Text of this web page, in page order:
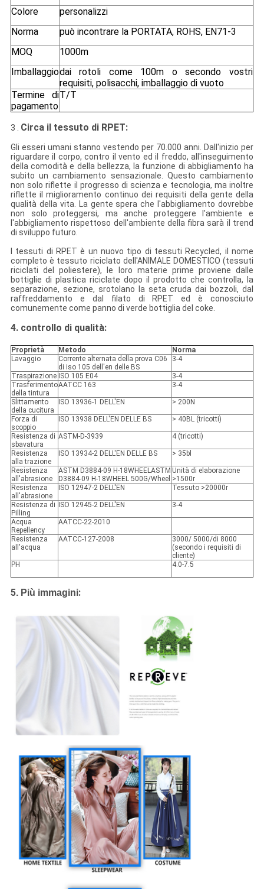
Colore
personalizzi
Norma
può incontrare la PORTATA, ROHS, EN71-3
MOQ
1000m
Imballaggiodai rotoli come 100m o secondo vostri
requisiti, polisacchi, imballaggio di vuoto
Termine di
pagamento
T/T
3 . Circa il tessuto di RPET:
Gli esseri umani stanno vestendo per 70.000 anni. Dall'inizio per
riguardare il corpo, contro il vento ed il freddo, all'inseguimento
della comodità e della bellezza, la funzione di abbigliamento ha
subito un cambiamento sensazionale. Questo cambiamento
non solo riflette il progresso di scienza e tecnologia, ma inoltre
riflette il miglioramento continuo dei requisiti della gente della
qualità della vita. La gente spera che l'abbigliamento dovrebbe
non solo proteggersi, ma anche proteggere l'ambiente e
l'abbigliamento rispettoso dell'ambiente della fibra sarà il trend
di sviluppo futuro.
I tessuti di RPET è un nuovo tipo di tessuti Recycled, il nome
completo è tessuto riciclato dell'ANIMALE DOMESTICO (tessuti
riciclati del poliestere), le loro materie prime proviene dalle
bottiglie di plastica riciclate dopo il prodotto che controlla, la
separazione, sezione, srotolano la seta cruda dai bozzoli, dal
raffreddamento e dal filato di RPET ed è conosciuto
comunemente come panno di verde bottiglia del coke.
4. controllo di qualità:
Proprietà Metodo
Norma
Lavaggio
Corrente alternata della prova C06
di iso 105 dell'en delle BS
3-4
Traspirazione ISO 105 E04
3-4
Trasferimento
della tintura
AATCC 163 3-4
Slittamento
della cucitura
ISO 13936-1 DELL'EN > 200N
Forza di
scoppio
ISO 13938 DELL'EN DELLE BS > 40BL (tricotti)
Resistenza di
sbavatura
ASTM-D-3939 4 (tricotti)
Resistenza
alla trazione
ISO 13934-2 DELL'EN DELLE BS > 35bl
Resistenza
all'abrasione
ASTM D3884-09 H-18WHEELASTM
D3884-09 H-18WHEEL 500G/Wheel
Unità di elaborazione
>1500r
Resistenza
all'abrasione
ISO 12947-2 DELL'EN Tessuto >20000r
Resistenza di
Pilling
ISO 12945-2 DELL'EN 3-4
Acqua
Repellency
AATCC-22-2010
Resistenza
all'acqua
AATCC-127-2008
3000/ 5000/di 8000
(secondo i requisiti di
cliente)
PH
4.0-7.5
5. Più immagini: